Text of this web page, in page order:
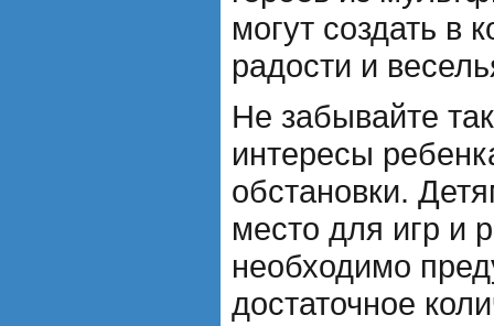
могут создать в
радости и
Не забывайте
интересы
обстановки.
место для игр и
необходимо
достаточное